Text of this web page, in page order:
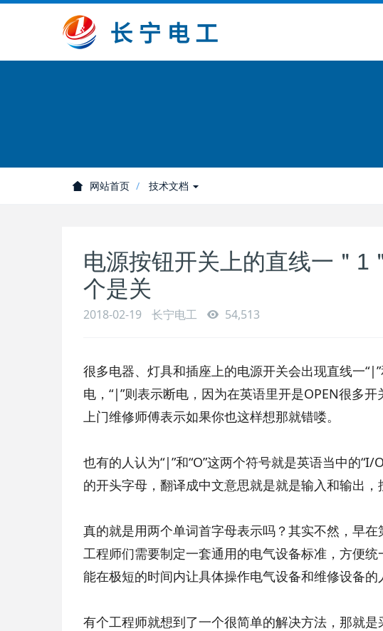
网站首页 技术文档
电源按钮开关上的直线一＂1
个是关
2018-02-19 长宁电工 54,513
很多电器、灯具和插座上的电源开关会出现直线一
电，“|”则表示断电，因为在英语里开是OPEN很多
上门维修师傅表示如果你也这样想那就错喽。
也有的人认为“|”和“O”这两个符号就是英语当中的
的开头字母，翻译成中文意思就是就是输入和输出，
真的就是用两个单词首字母表示吗？其实不然，早
工程师们需要制定一套通用的电气设备标准，方便
能在极短的时间内让具体操作电气设备和维修设备的
有个工程师就想到了一个很简单的解决方法，那就